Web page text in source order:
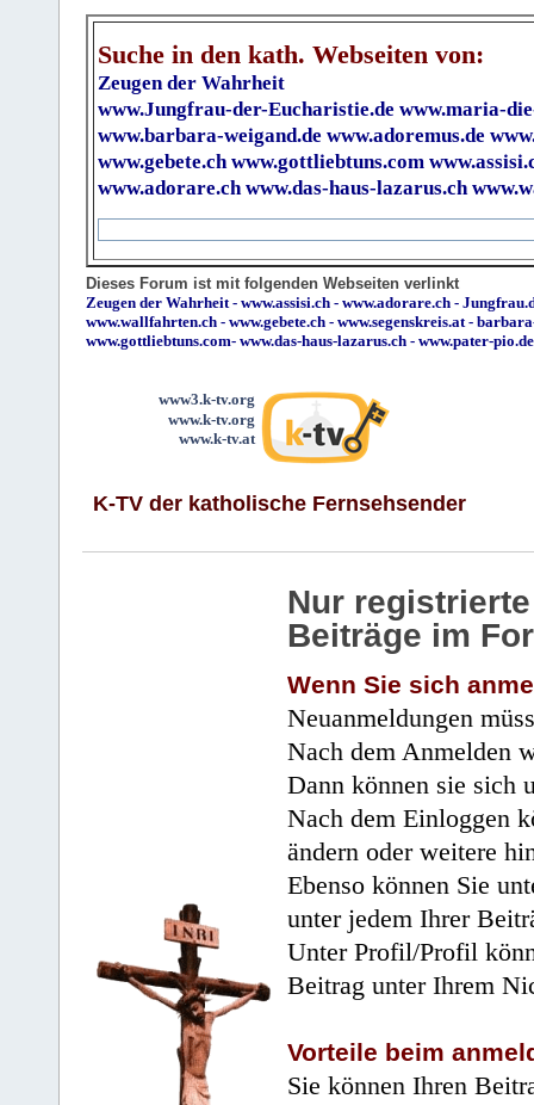
Suche in den kath. Webseiten von:
Zeugen der Wahrheit
www.Jungfrau-der-Eucharistie.de www.maria-
www.barbara-weigand.de www.adoremus.de
www.gebete.ch www.gottliebtuns.com
www.adorare.ch www.das-haus-lazarus.ch
Dieses Forum ist mit folgenden Webseiten verlinkt
Zeugen der Wahrheit- www.assisi.ch - www.adorare.ch -
www.wallfahrten.ch - www.gebete.ch - www.segenskreis.at-
www.gottliebtuns.com- www.das-haus-lazarus.ch - www.pater-pio.de
www3.k-tv.org
www.k-tv.org
www.k-tv.at
K-TV der katholische Fernsehsender
Nur
Beiträge im
Wenn Sie sich
Neuanmeldungen
Nach dem Anmelden
Dann können sie sich
Nach dem Einloggen
ändern oder weitere
Ebenso können Sie
unter jedem Ihrer
Unter Profil/Profil
Beitrag unter Ihrem
Vorteile beim
Sie können Ihren